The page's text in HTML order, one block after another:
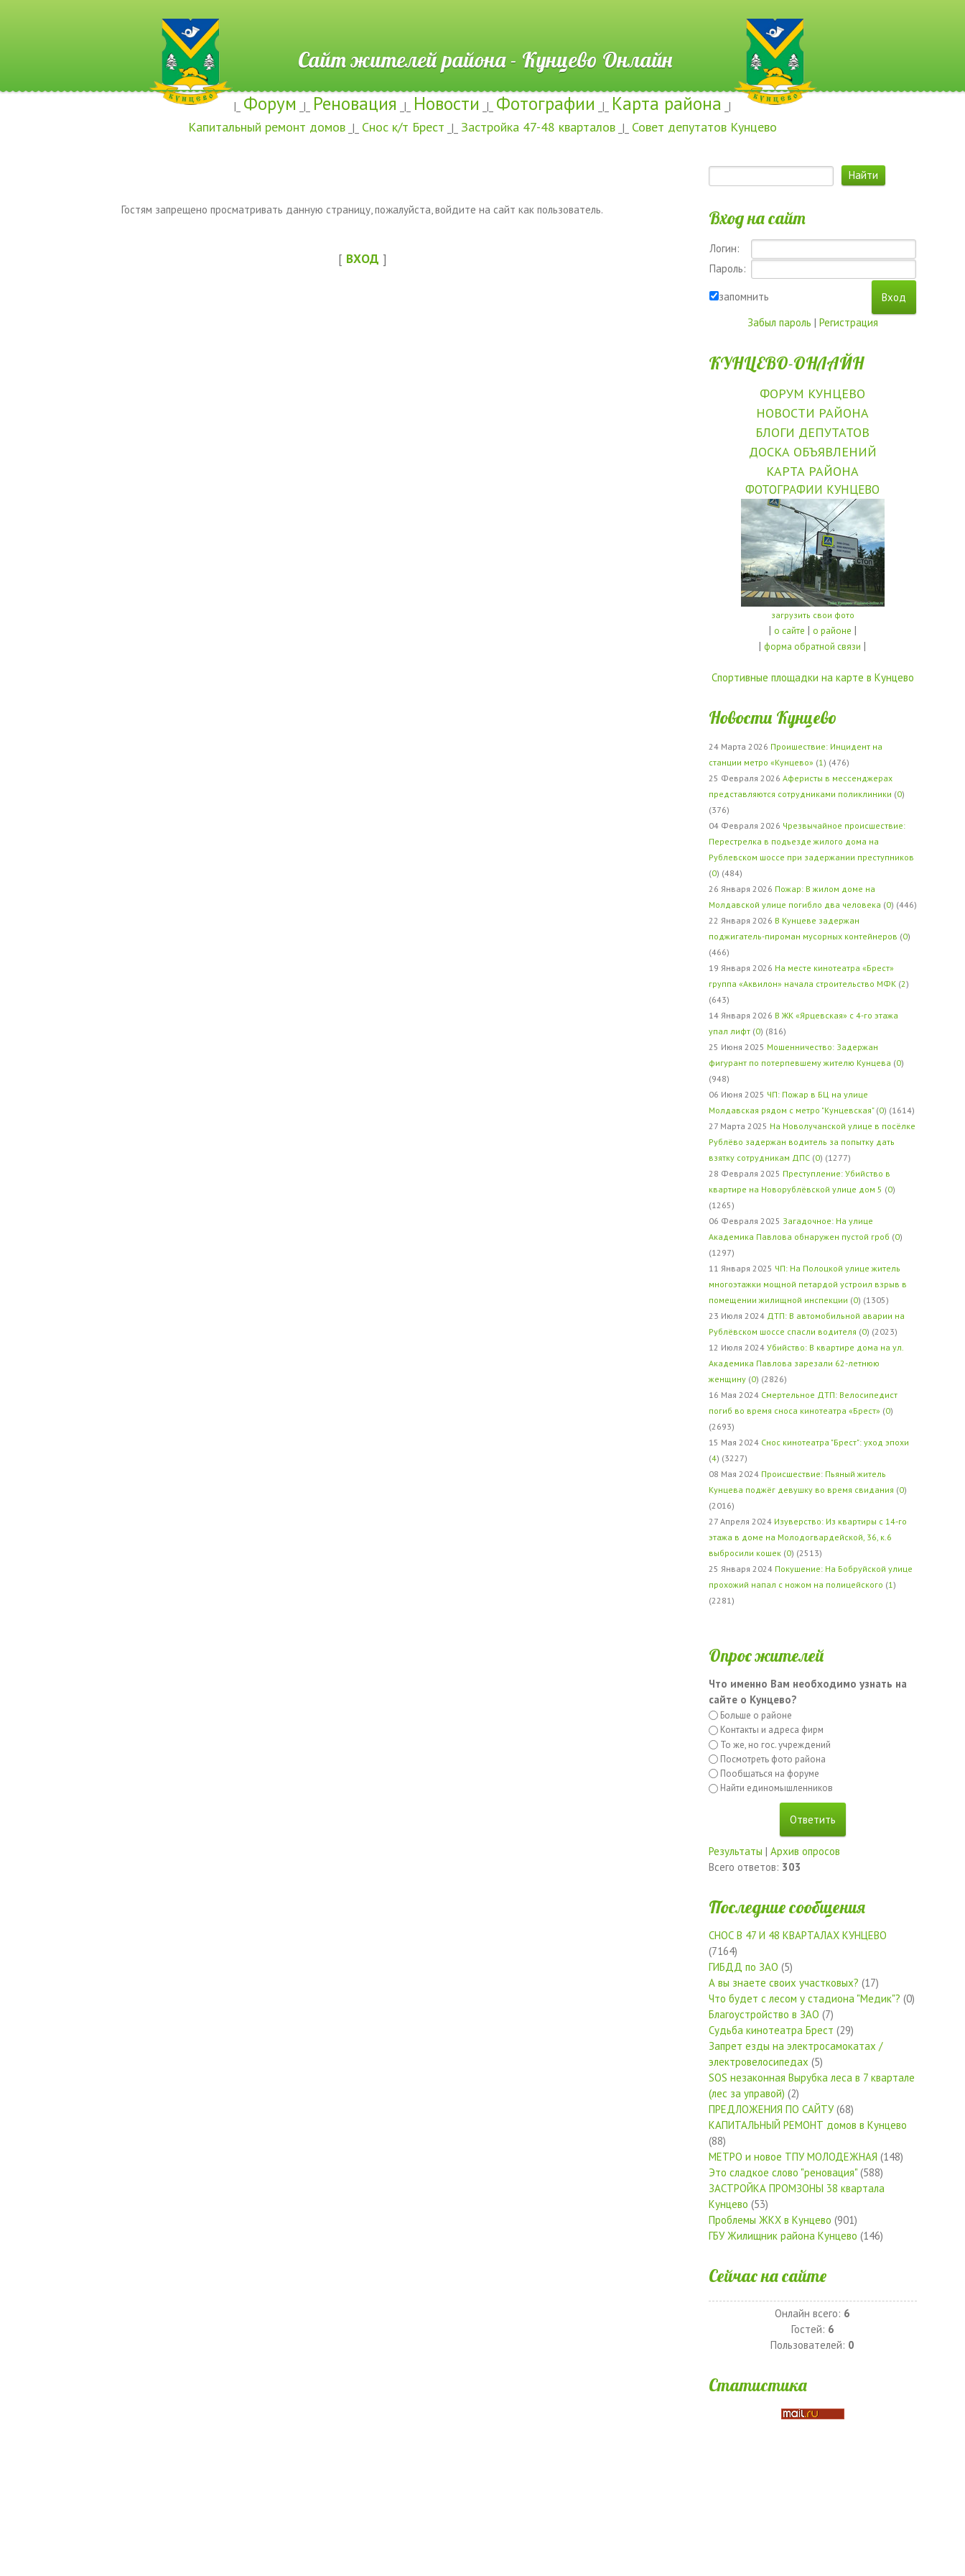
Сайт жителей района - Кунцево Онлайн
|_ Форум _|_ Реновация _|_ Новости _|_ Фотографии _|_ Карта района _|
Капитальный ремонт домов _|_ Снос к/т Брест _|_ Застройка 47-48 кварталов _|_ Совет депутатов Кунцево
Гостям запрещено просматривать данную страницу, пожалуйста, войдите на сайт как пользователь.
[ ВХОД ]
Вход на сайт
Логин:
Пароль:
запомнить
Забыл пароль | Регистрация
КУНЦЕВО-ОНЛАЙН
ФОРУМ КУНЦЕВО
НОВОСТИ РАЙОНА
БЛОГИ ДЕПУТАТОВ
ДОСКА ОБЪЯВЛЕНИЙ
КАРТА РАЙОНА
ФОТОГРАФИИ КУНЦЕВО
загрузить свои фото
| о сайте | о районе |
|форма обратной связи |
Спортивные площадки на карте в Кунцево
Новости Кунцево
24 Марта 2026 Проишествие: Инцидент на
станции метро «Кунцево» (1) (476)
25 Февраля 2026 Аферисты в мессенджерах
представляются сотрудниками поликлиники (0)
(376)
04 Февраля 2026 Чрезвычайное происшествие:
Перестрелка в подъезде жилого дома на
Рублевском шоссе при задержании преступников
(0) (484)
26 Января 2026 Пожар: В жилом доме на
Молдавской улице погибло два человека (0) (446)
22 Января 2026 В Кунцеве задержан
поджигатель-пироман мусорных контейнеров (0)
(466)
19 Января 2026 На месте кинотеатра «Брест»
группа «Аквилон» начала строительство МФК (2)
(643)
14 Января 2026 В ЖК «Ярцевская» с 4-го этажа
упал лифт (0) (816)
25 Июня 2025 Мошенничество: Задержан
фигурант по потерпевшему жителю Кунцева (0)
(948)
06 Июня 2025 ЧП: Пожар в БЦ на улице
Молдавская рядом с метро "Кунцевская" (0) (1614)
27 Марта 2025 На Новолучанской улице в посёлке
Рублёво задержан водитель за попытку дать
взятку сотрудникам ДПС (0) (1277)
28 Февраля 2025 Преступление: Убийство в
квартире на Новорублёвской улице дом 5 (0)
(1265)
06 Февраля 2025 Загадочное: На улице
Академика Павлова обнаружен пустой гроб (0)
(1297)
11 Января 2025 ЧП: На Полоцкой улице житель
многоэтажки мощной петардой устроил взрыв в
помещении жилищной инспекции (0) (1305)
23 Июля 2024 ДТП: В автомобильной аварии на
Рублёвском шоссе спасли водителя (0) (2023)
12 Июля 2024 Убийство: В квартире дома на ул.
Академика Павлова зарезали 62-летнюю
женщину (0) (2826)
16 Мая 2024 Смертельное ДТП: Велосипедист
погиб во время сноса кинотеатра «Брест» (0)
(2693)
15 Мая 2024 Снос кинотеатра "Брест": уход эпохи
(4) (3227)
08 Мая 2024 Происшествие: Пьяный житель
Кунцева поджёг девушку во время свидания (0)
(2016)
27 Апреля 2024 Изуверство: Из квартиры с 14-го
этажа в доме на Молодогвардейской, 36, к.6
выбросили кошек (0) (2513)
25 Января 2024 Покушение: На Бобруйской улице
прохожий напал с ножом на полицейского (1)
(2281)
Опрос жителей
Что именно Вам необходимо узнать на
сайте о Кунцево?
Больше о районе
Контакты и адреса фирм
То же, но гос. учреждений
Посмотреть фото района
Пообщаться на форуме
Найти единомышленников
Результаты | Архив опросов
Всего ответов: 303
Последние сообщения
СНОС В 47 И 48 КВАРТАЛАХ КУНЦЕВО
(7164)
ГИБДД по ЗАО (5)
А вы знаете своих участковых? (17)
Что будет с лесом у стадиона "Медик"? (0)
Благоустройство в ЗАО (7)
Судьба кинотеатра Брест (29)
Запрет езды на электросамокатах /
электровелосипедах (5)
SOS незаконная Вырубка леса в 7 квартале
(лес за управой) (2)
ПРЕДЛОЖЕНИЯ ПО САЙТУ(68)
КАПИТАЛЬНЫЙ РЕМОНТ домов в Кунцево
(88)
МЕТРО и новое ТПУ МОЛОДЕЖНАЯ (148)
Это сладкое слово "реновация"(588)
ЗАСТРОЙКА ПРОМЗОНЫ 38 квартала
Кунцево (53)
Проблемы ЖКХ в Кунцево (901)
ГБУ Жилищник района Кунцево (146)
Сейчас на сайте
Онлайн всего: 6
Гостей: 6
Пользователей: 0
Статистика